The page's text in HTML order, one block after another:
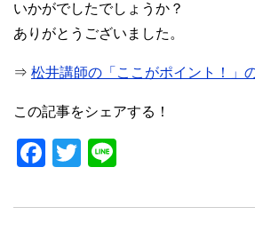
いかがでしたでしょうか？
ありがとうございました。
⇒ 松井講師の「ここがポイント！」
この記事をシェアする！
F
c
T
tt
e